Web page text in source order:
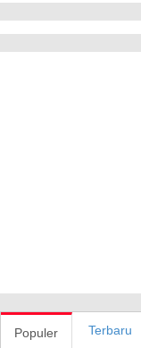
Populer Terbaru